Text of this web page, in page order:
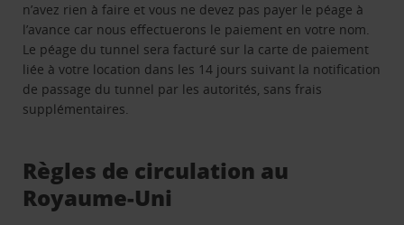
n’avez rien à faire et vous ne devez pas payer le péage à
l’avance car nous effectuerons le paiement en votre nom.
Le péage du tunnel sera facturé sur la carte de paiement
liée à votre location dans les 14 jours suivant la notification
de passage du tunnel par les autorités, sans frais
supplémentaires.
Règles de circulation au
Royaume-Uni